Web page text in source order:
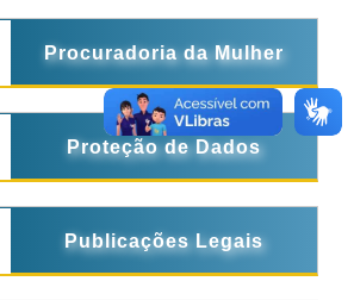
Procuradoria da Mulher
Proteção de Dados
Publicações Legais